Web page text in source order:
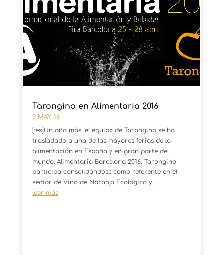
Tarongino en Alimentaria 2016
3 MAY, 16
[:es]Un año más, el equipo de Tarongino se ha
trasladado a una de las mayores ferias de la
alimentación en España y en gran parte del
mundo: Alimentaria Barcelona 2016. Tarongino
participa consolidándose como referente en el
sector de Vino de Naranja Ecológico y...
leer más